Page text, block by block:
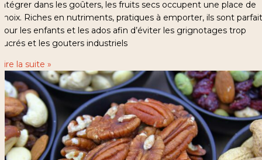
dans les goûters, les fruits secs occupent une place de
Riches en nutriments, pratiques à emporter, ils sont
les enfants et les ados afin d’éviter les grignotages trop
et les gouters industriels
la suite »